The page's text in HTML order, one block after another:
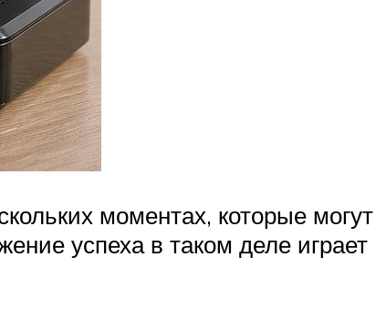
моментах, которые могут
успеха в таком деле играет